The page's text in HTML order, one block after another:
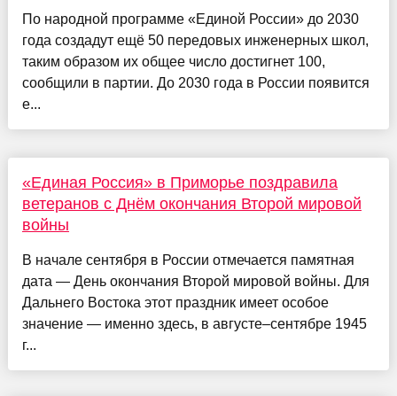
По народной программе «Единой России» до 2030
года создадут ещё 50 передовых инженерных школ,
таким образом их общее число достигнет 100,
сообщили в партии. До 2030 года в России появится
е...
«Единая Россия» в Приморье поздравила
ветеранов с Днём окончания Второй мировой
войны
В начале сентября в России отмечается памятная
дата — День окончания Второй мировой войны. Для
Дальнего Востока этот праздник имеет особое
значение — именно здесь, в августе–сентябре 1945
г...